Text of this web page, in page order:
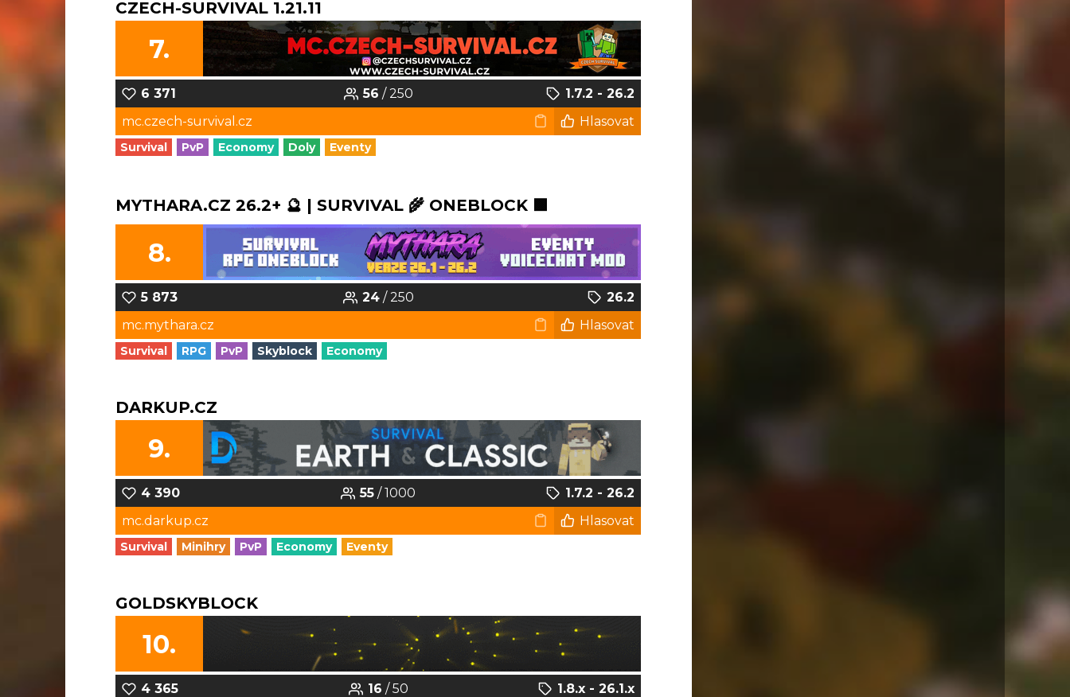
CZECH-SURVIVAL 1.21.11
7.
6 371 56 / 250
1.7.2 - 26.2
mc.czech-survival.cz
Hlasovat
Survival PvP Economy Doly Eventy
MYTHARA.CZ 26.2+ 🔮 | SURVIVAL 🌾 ONEBLOCK 🟩
8.
5 873 24/ 250
26.2
mc.mythara.cz
Hlasovat
Survival RPG PvP Skyblock Economy
DARKUP.CZ
9.
4 390 55 / 1000
1.7.2 - 26.2
mc.darkup.cz
Hlasovat
Survival Minihry PvP Economy Eventy
GOLDSKYBLOCK
10.
4 365 16 / 50
1.8.x - 26.1.x